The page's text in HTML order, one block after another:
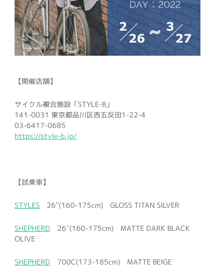
【開催店舗】
サイクル複合施設「STYLE-B」
141-0031 東京都品川区西五反田1-22-4
03-6417-0685
https://style-b.jp/
【試乗車】
STYLES 26″(160-175cm) GLOSS TITAN SILVER
SHEPHERD 26″(160-175cm) MATTE DARK BLACK
OLIVE
SHEPHERD 700C(173-185cm) MATTE BEIGE